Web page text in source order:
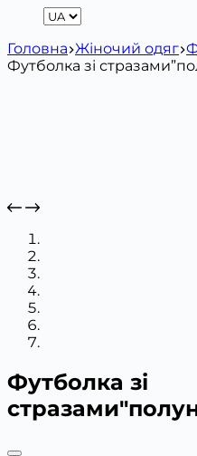
Головна Жіночий одяг
Футболка зі
Футболка зі